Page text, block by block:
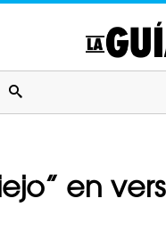
en